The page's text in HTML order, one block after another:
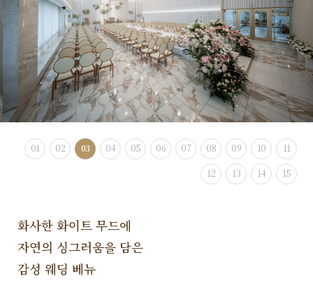
01 02 03 04 05 06 07 08 09 10 11
12 13 14 15
화사한 화이트 무드에
자연의 싱그러움을 담은
감성 웨딩 베뉴